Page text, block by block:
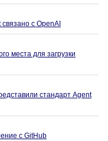
с OpenAI
места для загрузки
стандарт Agent
с GitHub